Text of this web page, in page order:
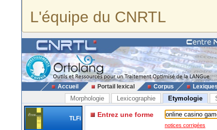
L'équipe du CNRTL
Accueil Portail lexical Corpus
Morphologie Lexicographie Etymologie
TLFi Entrez une forme
notices corrigées